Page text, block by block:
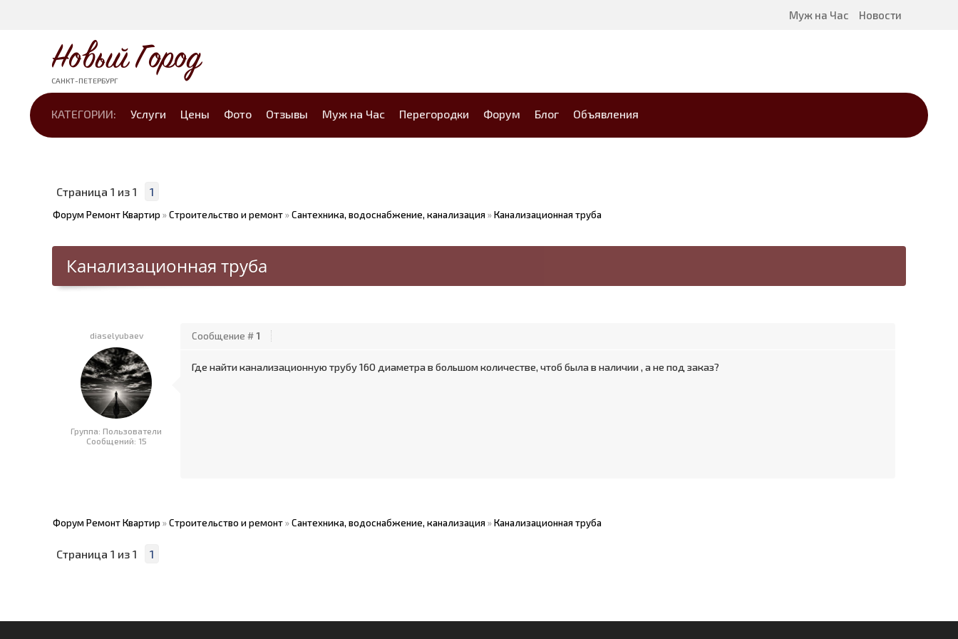
Муж на Час Новости
Новый Город
САНКТ-ПЕТЕРБУРГ
КАТЕГОРИИ: Услуги Цены Фото Отзывы Муж на Час Перегородки Форум Блог Объявления
Страница 1 из 1 1
Форум Ремонт Квартир »Строительство и ремонт»Сантехника, водоснабжение, канализация»Канализационная труба
Канализационная труба
diaselyubaev
Группа: Пользователи
Сообщений: 15
Сообщение #1
Где найти канализационную трубу 160 диаметра в большом количестве, чтоб была в наличии , а не под заказ?
Форум Ремонт Квартир »Строительство и ремонт»Сантехника, водоснабжение, канализация»Канализационная труба
Страница 1 из 1 1